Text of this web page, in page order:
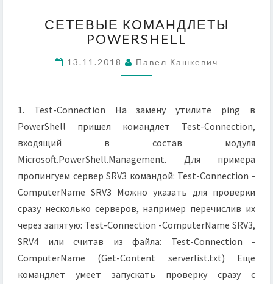
КОМАНДЛЕТЫ
POWERSHELL
СЕТЕВЫЕ КОМАНДЛЕТЫ
POWERSHELL
13.11.2018 Павел Кашкевич
1. Test-Connection На замену утилите ping в
PowerShell пришел командлет Test-Connection,
входящий в состав модуля
Microsoft.PowerShell.Management. Для примера
пропингуем сервер SRV3 командой: Test-Connection -
ComputerName SRV3 Можно указать для проверки
сразу несколько серверов, например перечислив их
через запятую: Test-Connection -ComputerName SRV3,
SRV4 или считав из файла: Test-Connection -
ComputerName (Get-Content serverlist.txt) Еще
командлет умеет запускать проверку сразу с